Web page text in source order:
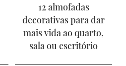
12 almofadas
decorativas para dar
mais vida ao quarto,
sala ou escritório